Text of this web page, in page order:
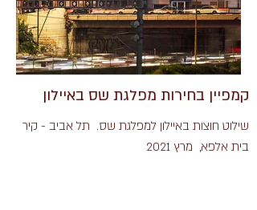
קמפיין בחירות מפלגת שס באיילון
שילוט חוצות באיילון למפלגת שס. תל אביב - קיר
בית אלפא, מרץ 2021